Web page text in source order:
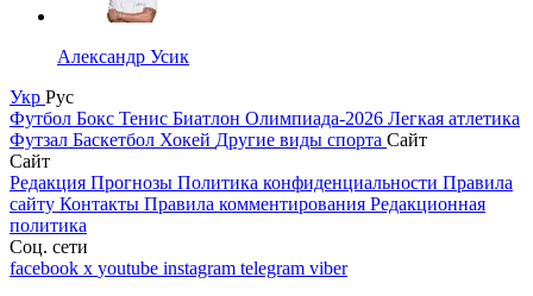
Александр Усик
Укр Рус
Футбол Бокс Тенис Биатлон Олимпиада-2026 Легкая атлетика
Футзал Баскетбол Хокей Другие виды спорта Сайт
Сайт
Редакция Прогнозы Политика конфиденциальности Правила
сайту Контакты Правила комментирования Редакционная
политика
Соц. сети
facebook x youtube instagram telegram viber